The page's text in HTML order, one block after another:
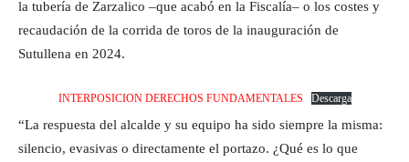
la tubería de Zarzalico –que acabó en la Fiscalía– o los costes y
recaudación de la corrida de toros de la inauguración de
Sutullena en 2024.
INTERPOSICION DERECHOS FUNDAMENTALES Descarga
“La respuesta del alcalde y su equipo ha sido siempre la misma:
silencio, evasivas o directamente el portazo. ¿Qué es lo que